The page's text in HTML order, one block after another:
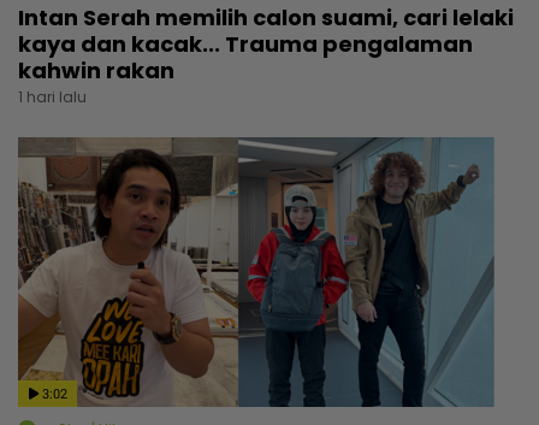
Intan Serah memilih calon suami, cari lelaki
kaya dan kacak... Trauma pengalaman
kahwin rakan
1 hari lalu
3:02